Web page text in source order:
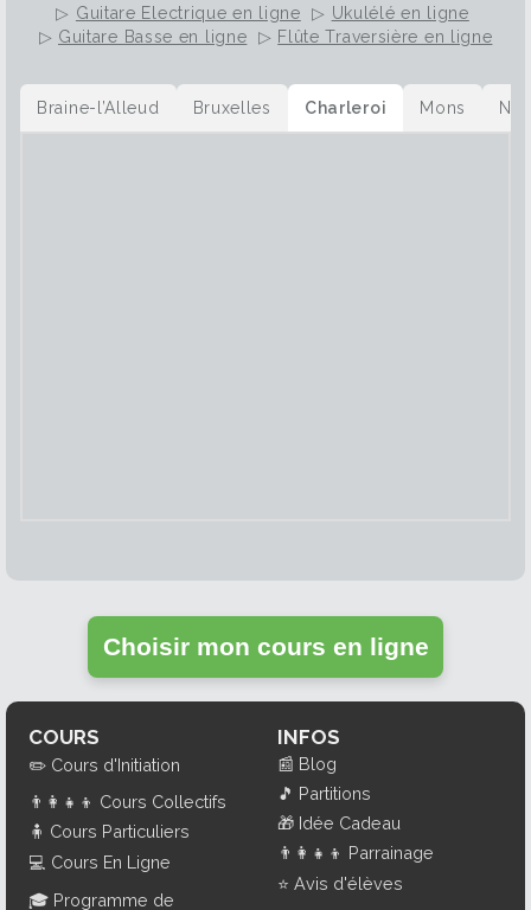
▷ Guitare Electrique en ligne ▷ Ukulélé en ligne
▷ Guitare Basse en ligne ▷ Flûte Traversière en ligne
Braine-l’Alleud Bruxelles Charleroi Mons
Choisir mon cours en ligne
COURS
✏️ Cours d'Initiation
👨‍👩‍👧‍👦 Cours Collectifs
🧍 Cours Particuliers
💻 Cours En Ligne
🎓 Programme de
INFOS
📰 Blog
🎵 Partitions
🎁 Idée Cadeau
👨‍👩‍👧‍👦 Parrainage
⭐ Avis d'élèves